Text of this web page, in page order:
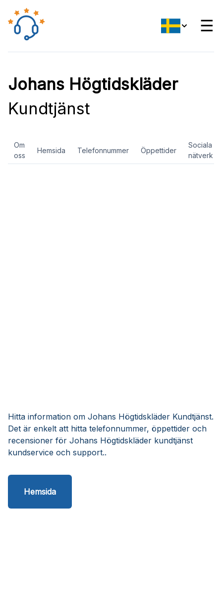
☰
Johans Högtidskläder
Kundtjänst
Om
oss
Hemsida Telefonnummer Öppettider
Sociala
nätverk
Hitta information om Johans Högtidskläder Kundtjänst.
Det är enkelt att hitta telefonnummer, öppettider och
recensioner för Johans Högtidskläder kundtjänst
kundservice och support..
Hemsida